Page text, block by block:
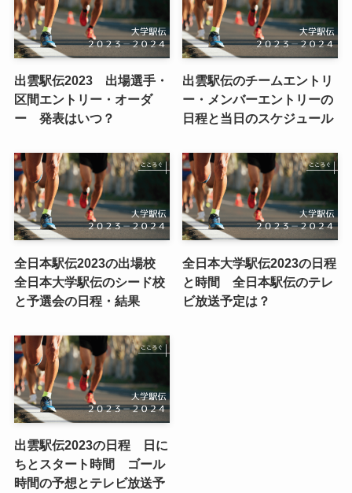
出雲駅伝2023 出場選手・
区間エントリー・オーダ
ー 発表はいつ？
出雲駅伝のチームエントリ
ー・メンバーエントリーの
日程と当日のスケジュール
全日本駅伝2023の出場校
全日本大学駅伝のシード校
と予選会の日程・結果
全日本大学駅伝2023の日程
と時間 全日本駅伝のテレ
ビ放送予定は？
出雲駅伝2023の日程 日に
ちとスタート時間 ゴール
時間の予想とテレビ放送予